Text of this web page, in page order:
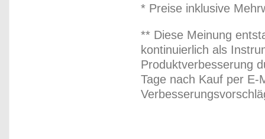
* Preise inklusive
** Diese Meinung
kontinuierlich als
Produktverbesserung
Tage nach Kauf per E-